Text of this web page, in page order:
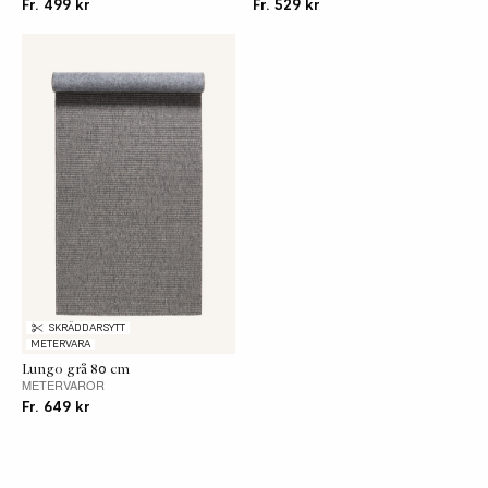
fläcken. Fackmässig plantvätt rekommenderas
vid tvätt av hela mattan.
Avvikelser
En måttavvikelse på +/- 1,5% kan förekomma
vid beställning av specialmått.
Fr. 499 kr Fr. 529 kr
SKRÄDDARSYTT
METERVARA
Lungo grå 80 cm
METERVAROR
Fr. 649 kr